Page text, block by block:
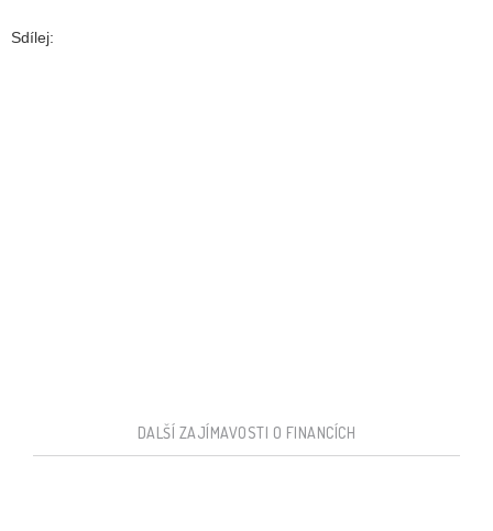
Sdílej:
DALŠÍ ZAJÍMAVOSTI O FINANCÍCH